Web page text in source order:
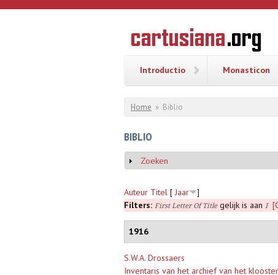
Overslaan en naar de inhoud gaan
Geschiedenis
van de
Introductio Monasticon
U bent hier
Home » Biblio
BIBLIO
Weergeven
Zoeken
Auteur Titel [ Jaar
]
Filters: First Letter Of Titlegelijk is aan I
1916
S.W.A. Drossaers
Inventaris van het archief van het